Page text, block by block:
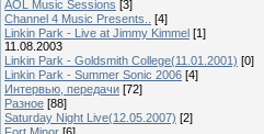
AOL Music Sessions [3]
Channel 4 Music Presents..
[4]
Linkin Park - Live at Jimmy Kimmel [1]
11.08.2003
Linkin Park - Goldsmith College(11.01.2001) [0]
Linkin Park - Summer Sonic 2006 [4]
Интервью, передачи [72]
Разное [88]
Saturday Night Live(12.05.2007) [2]